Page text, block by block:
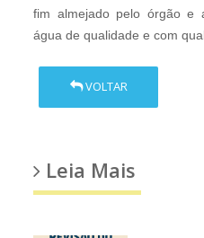
fim almejado pelo órgão e
água de qualidade e com
VOLTAR
Leia Mais